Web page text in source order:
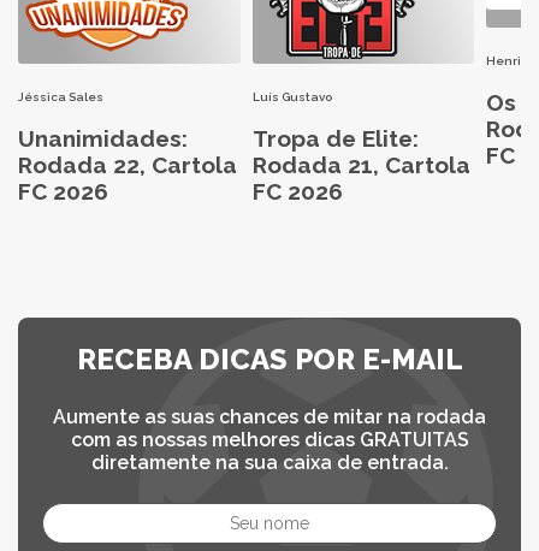
Jéssica Sales
Unanimidades:
Rodada 22, Cartola
FC 2026
Luís Gustavo
Tropa de Elite:
Rodada 21, Cartola
FC 2026
Henri
Os
FC
RECEBA DICAS POR E-MAIL
Aumente as suas chances de mitar na rodada
com as nossas melhores dicas GRATUITAS
diretamente na sua caixa de entrada.